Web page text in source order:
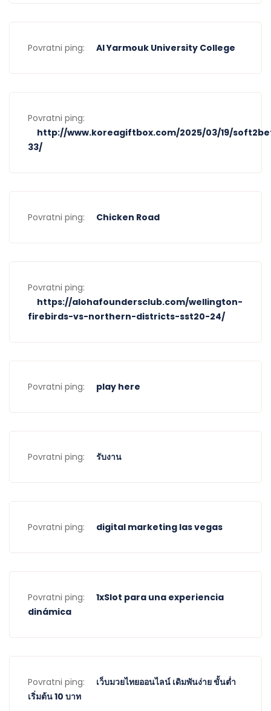
Povratni ping: Al Yarmouk University College
Povratni ping:
http://www.koreagiftbox.com/2025/03/19/
33/
Povratni ping: Chicken Road
Povratni ping:
https://alohafoundersclub.com/wellington-
firebirds-vs-northern-districts-sst20-24/
Povratni ping: play here
Povratni ping: รับงาน
Povratni ping: digital marketing las vegas
Povratni ping:
1xSlot para una experiencia
dinámica
Povratni ping:
เว็บมวยไทยออนไลน์ เดิมพันง่าย ขั้นต่ำ
เริ่มต้น 10 บาท